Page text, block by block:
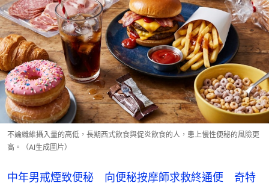
不論纖維攝入量的高低，長期西式飲食與促炎飲食的人，患上慢性便秘的風險更
高。（AI生成圖片）
中年男戒煙致便秘 向便秘按摩師求救終通便 奇特